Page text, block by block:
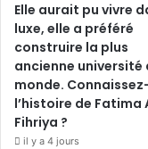
Elle aurait pu vivre
luxe, elle a préféré
construire la plus
ancienne université
monde.
l’histoire de Fatima
Fihriya ?
il y a 4 jours